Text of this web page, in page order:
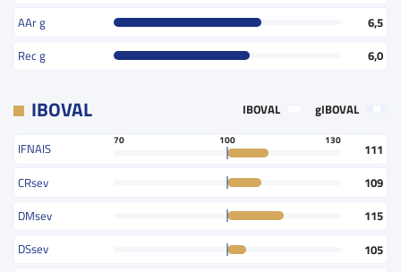
AAr g
6,5
Rec g
6,0
IBOVAL IBOVAL gIBOVAL
IFNAIS
70 100 130
111
CRsev
109
DMsev
115
DSsev
105